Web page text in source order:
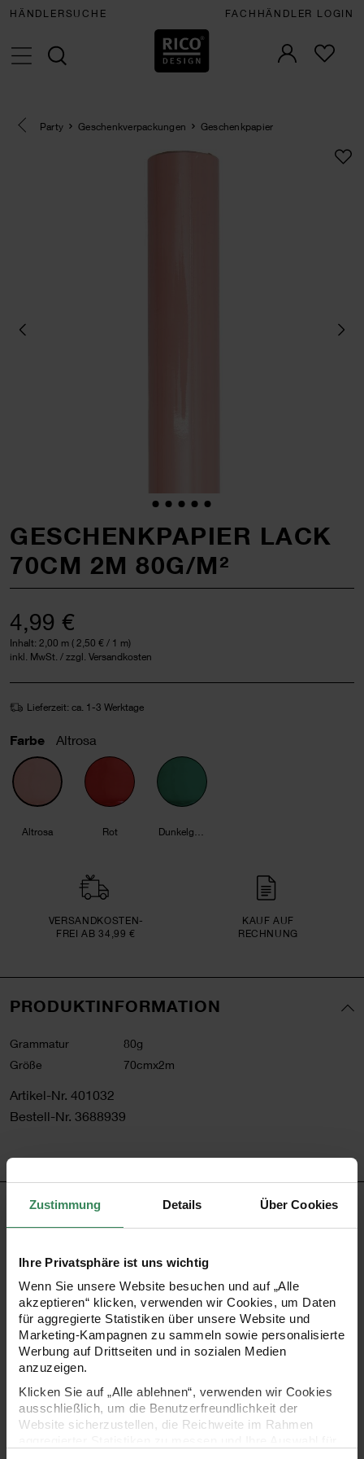
Zustimmung Details Über Cookies
Ihre Privatsphäre ist uns wichtig
Wenn Sie unsere Website besuchen und auf „Alle
akzeptieren“ klicken, verwenden wir Cookies, um Daten
für aggregierte Statistiken über unsere Website und
Marketing-Kampagnen zu sammeln sowie personalisierte
Werbung auf Drittseiten und in sozialen Medien
anzuzeigen.
Klicken Sie auf „Alle ablehnen“, verwenden wir Cookies
ausschließlich, um die Benutzerfreundlichkeit der
Website sicherzustellen, die Reichweite im Rahmen
HÄNDLERSUCHE FACHHÄNDLER LOGIN
Eine Kategorie zurück navigieren
Party Geschenkverpackungen Geschenkpapier
GESCHENKPAPIER LACK
70CM 2M 80G/M²
4,99 €
Inhalt: 2,00 m ( 2,50 € / 1 m)
inkl. MwSt. / zzgl. Versandkosten
Lieferzeit: ca. 1-3 Werktage
Farbe Altrosa
Altrosa Rot
VERSAND­KOSTEN­
FREI AB 34,99 €
KAUF AUF
RECHNUNG
PRODUKTINFORMATION
Grammatur
80g
Größe
70cmx2m
Artikel-Nr. 401032
Bestell-Nr. 3688939
PRODUKTBESCHREIBUNG
von 200 x 70 cm und einer Grammatur von 80 g/m² bietet
es ausreichend Material für stilvolle und hochwertige
Geschenkverpackungen. Der edle Lackeffekt verleiht dem
Papier eine glatte, glänzende Oberfläche, die jedem
Geschenk eine besondere Note verleiht. Dank seiner
stabilen Qualität eignet es sich perfekt für unterschiedliche
Verpackungstechniken und kreative Gestaltungen.